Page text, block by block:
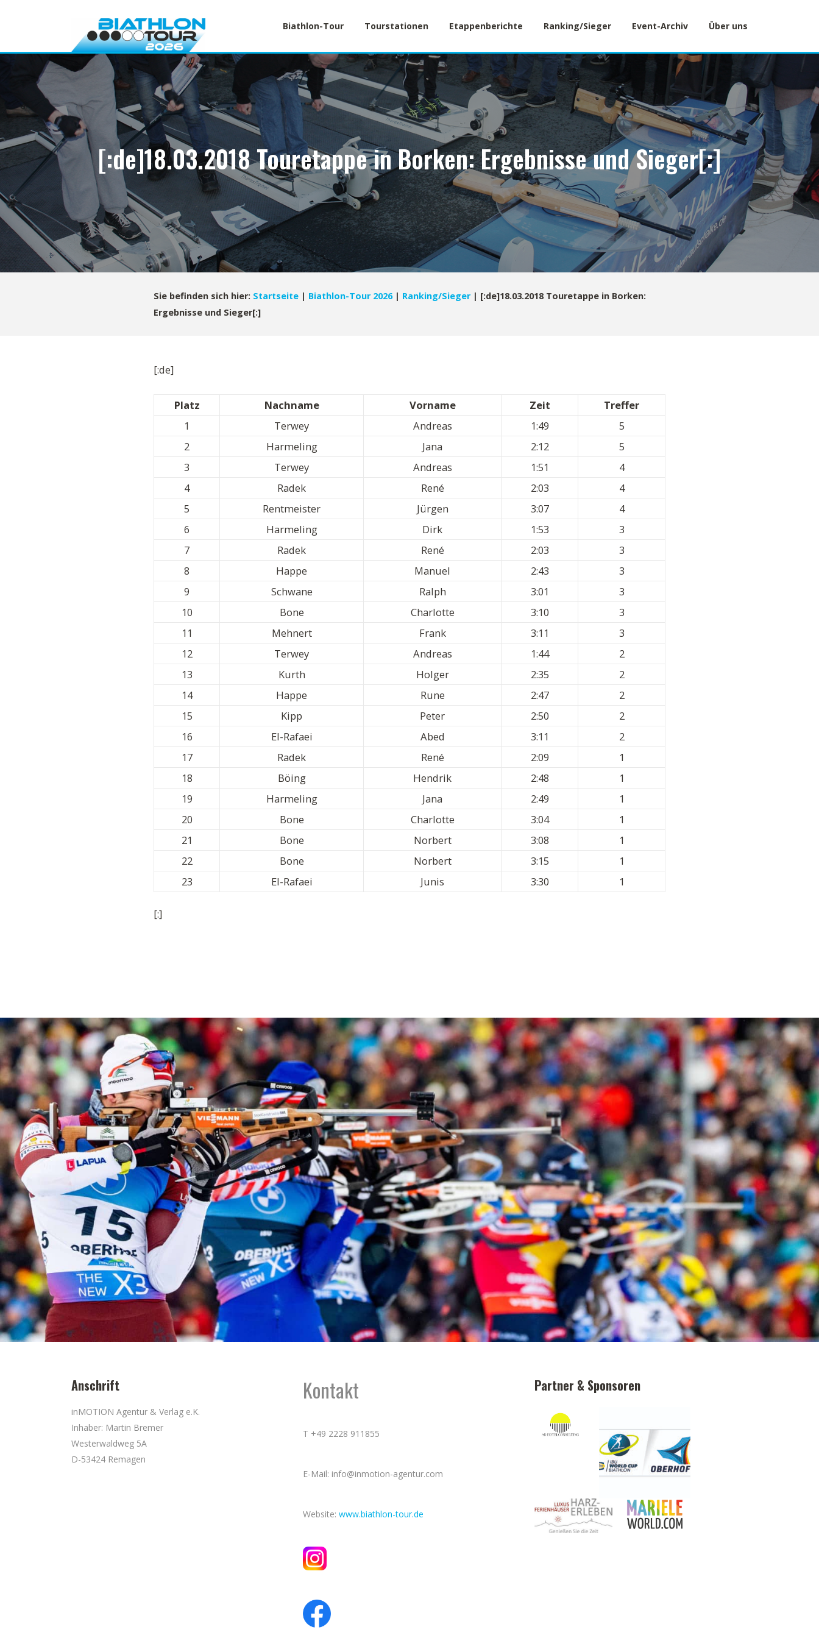
Biathlon-Tour Tourstationen Etappenberichte Ranking/Sieger Event-Archiv Über uns
[:de]18.03.2018 Touretappe in Borken: Ergebnisse und Sieger[:]
Sie befinden sich hier: Startseite | Biathlon-Tour 2026| Ranking/Sieger| [:de]18.03.2018 Touretappe in Borken:
Ergebnisse und Sieger[:]
[:de]
Platz Nachname Vorname Zeit
Treffer
1
Terwey Andreas 1:49
5
2
Harmeling Jana 2:12
5
3
Terwey Andreas 1:51
4
4
Radek René 2:03
4
5
Rentmeister Jürgen 3:07
4
6
Harmeling Dirk 1:53
3
7
Radek René 2:03
3
8
Happe Manuel 2:43
3
9
Schwane Ralph 3:01
3
10
Bone Charlotte 3:10
3
11
Mehnert Frank 3:11
3
12
Terwey Andreas 1:44
2
13
Kurth Holger 2:35
2
14
Happe Rune 2:47
2
15
Kipp Peter 2:50
2
16
El-Rafaei Abed 3:11
2
17
Radek René 2:09
1
18
Böing Hendrik 2:48
1
19
Harmeling Jana 2:49
1
20
Bone Charlotte 3:04
1
21
Bone Norbert 3:08
1
22
Bone Norbert 3:15
1
23
El-Rafaei Junis 3:30 1
[:]
Anschrift
inMOTION Agentur & Verlag e.K.
Inhaber: Martin Bremer
Westerwaldweg 5A
D-53424 Remagen
Kontakt
T +49 2228 911855
E-Mail: info@inmotion-agentur.com
Website: www.biathlon-tour.de
Partner & Sponsoren